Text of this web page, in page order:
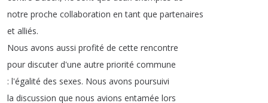
notre proche collaboration en tant que partenaires
et alliés.
Nous avons aussi profité de cette rencontre
pour discuter d'une autre priorité commune
: l'égalité des sexes. Nous avons poursuivi
la discussion que nous avions entamée lors